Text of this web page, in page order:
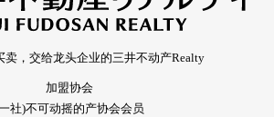
卖，交给龙头企业的三井不动产Realty
加盟协会
社)不可动摇的产协会会员